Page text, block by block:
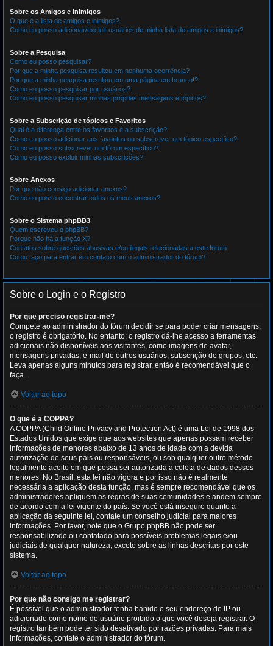
Sobre os Amigos e Inimigos
O que é a lista de amigos e inimigos?
Como eu posso adicionar/excluir usuários de minha lista de amigos e inimigos?
Sobre a Pesquisa
Como eu posso pesquisar?
Por que a minha pesquisa resultou em nenhuma ocorrência?
Por que a minha pesquisa resultou em uma página em branco!?
Como eu posso pesquisar por usuários?
Como eu posso pesquisar minhas próprias mensagens e tópicos?
Sobre a Subscrição de tópicos e Favoritos
Qual é a diferença entre os favoritos e a subscrição?
Como eu posso adicionar aos favoritos ou subscrever um tópico específico?
Como eu posso subscrever um fórum específico?
Como eu posso excluir minhas subscrições?
Sobre Anexos
Por que não consigo adicionar anexos?
Como eu posso encontrar todos os meus anexos?
Sobre o Sistema phpBB3
Quem escreveu o phpBB?
Porque não há a função X?
Contatos sobre questões abusivas e/ou ilegais relacionadas a este fórum
Como faço para entrar em contato com o administrador do fórum?
Sobre o Login e o Registro
Por que preciso registrar-me?
Compete ao administrador do fórum decidir se para poder criar mensagens,
o registro é obrigatório. No entanto; o registro dá-lhe acesso a ferramentas
adicionais não disponíveis aos visitantes, como imagens de avatar,
mensagens privadas, e-mail de outros usuários, subscrição de grupos, etc.
Leva apenas alguns minutos para registrar, então é recomendável que o
faça.
Voltar ao topo
O que é a COPPA?
A COPPA (Child Online Privacy and Protection Act) é uma Lei de 1998 dos
Estados Unidos que exige que aos websites que apenas possam receber
informações de menores abaixo de 13 anos de idade com a devida
autorização de seus pais ou responsáveis, ou sob qualquer outro método
legalmente aceito em que possa ser autorizada a coleta de dados desses
menores. No Brasil, esta lei não vigora e por isso não é realmente
necessária a aplicação desta função, mas é sempre recomendável que os
administradores apliquem as regras de suas comunidades e andem sempre
de acordo com a lei vigente do país. Se você está inseguro quanto a
aplicação da seguinte lei, contate um conselho judicial para maiores
informações. Por favor, note que o Grupo phpBB não pode ser
responsabilizado ou contatado para possíveis problemas legais e/ou
judiciais de qualquer natureza, exceto sobre as linhas descritas por este
sistema.
Voltar ao topo
Por que não consigo me registrar?
É possível que o administrador tenha banido o seu endereço de IP ou
adicionado como nome de usuário proibido o que você deseja registrar. O
registro também pode ter sido desativado por razões privadas. Para mais
informações, contate o administrador do fórum.